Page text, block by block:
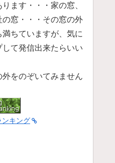
ます・・・家の窓、
窓・・・その窓の外
ちていますが、気に
て発信出来たらいい
をのぞいてみません
ンキング